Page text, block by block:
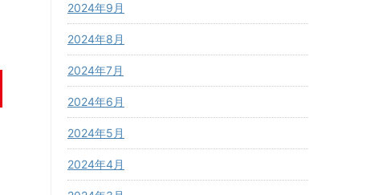
2024年9月
2024年8月
2024年7月
2024年6月
2024年5月
2024年4月